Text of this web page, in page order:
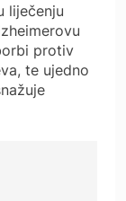
liječenju
protiv
te ujedno